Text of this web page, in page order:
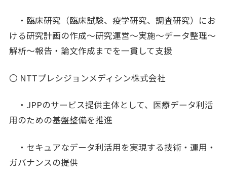
・臨床研究（臨床試験、疫学研究、調査研究）にお
ける研究計画の作成～研究運営～実施～データ整理～
解析～報告・論文作成までを一貫して支援
〇 NTTプレシジョンメディシン株式会社
・JPPのサービス提供主体として、医療データ利活
用のための基盤整備を推進
・セキュアなデータ利活用を実現する技術・運用・
ガバナンスの提供